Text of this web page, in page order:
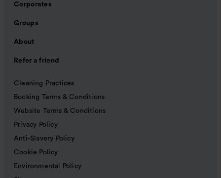
Corporates
Groups
About
Refer a friend
Cleaning Practices
Booking Terms & Conditions
Website Terms & Conditions
Privacy Policy
Anti-Slavery Policy
Cookie Policy
Environmental Policy